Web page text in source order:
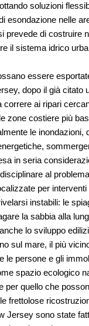
soluzioni
esondazione nelle
prevede di costruire
il sistema idrico
essere
dopo il già citato
ai ripari
zone costiere più
le
in seria
al
per
instabili: le
la sabbia alla
lo sviluppo
sul mare, il più
le persone e gli
spazio ecologico
per quello che
frettolose
Jersey sono state